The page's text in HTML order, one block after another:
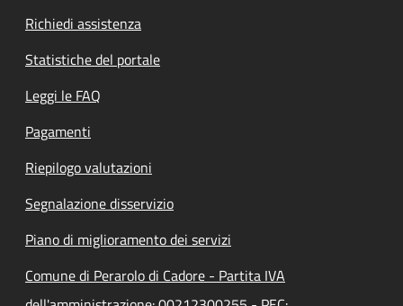
Richiedi assistenza
Statistiche del portale
Leggi le FAQ
Pagamenti
Riepilogo valutazioni
Segnalazione disservizio
Piano di miglioramento dei servizi
Comune di Perarolo di Cadore - Partita IVA